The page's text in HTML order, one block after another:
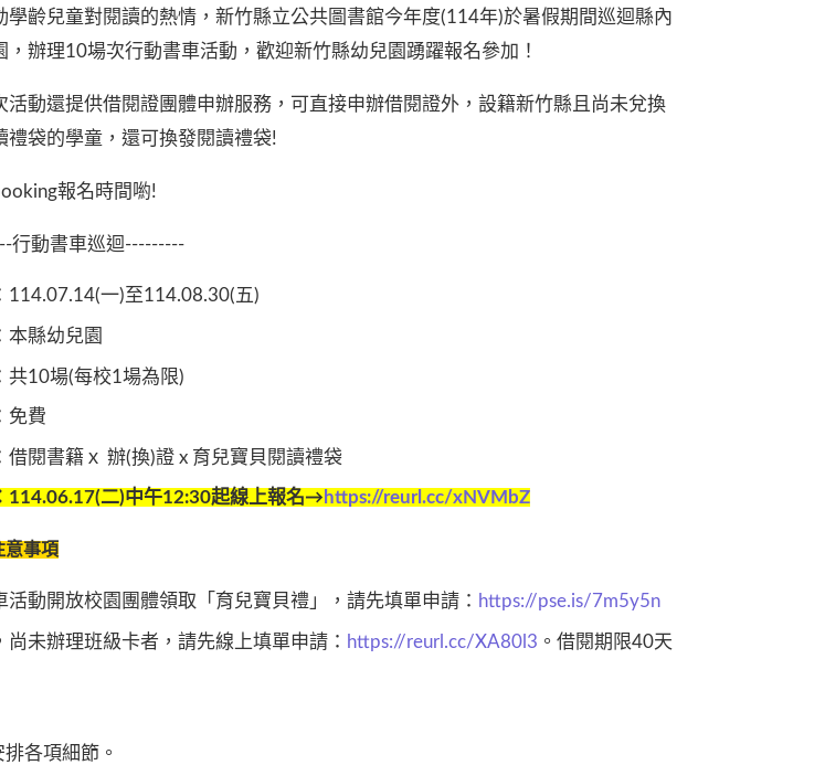
學齡兒童對閱讀的熱情，新竹縣立公共圖書館今年度(114年)於暑假期間巡迴縣內
，辦理10場次行動書車活動，歡迎新竹縣幼兒園踴躍報名參加！
活動還提供借閱證團體申辦服務，可直接申辦借閱證外，設籍新竹縣且尚未兌換
禮袋的學童，還可換發閱讀禮袋!
報名時間喲!
行動書車巡迴---------
114.07.14(一)至114.08.30(五)
本縣幼兒園
共10場(每校1場為限)
免費
借閱書籍ｘ 辦(換)證 x 育兒寶貝閱讀禮袋
114.06.17(二)中午12:30起線上報名→ https://reurl.cc/xNVMbZ
意事項
活動開放校園團體領取「育兒寶貝禮」，請先填單申請： https://pse.is/7m5y5n
未辦理班級卡者，請先線上填單申請： https://reurl.cc/XA80l3 。借閱期限40天
各項細節。